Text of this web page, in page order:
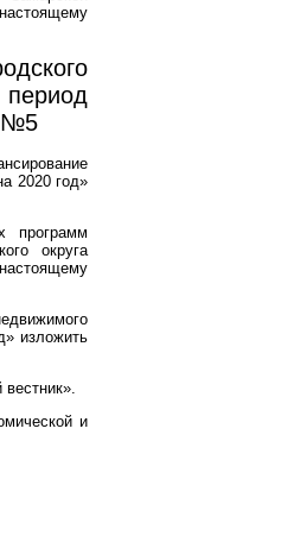
период
№5
2020 год»
программ
округа
изложить
и